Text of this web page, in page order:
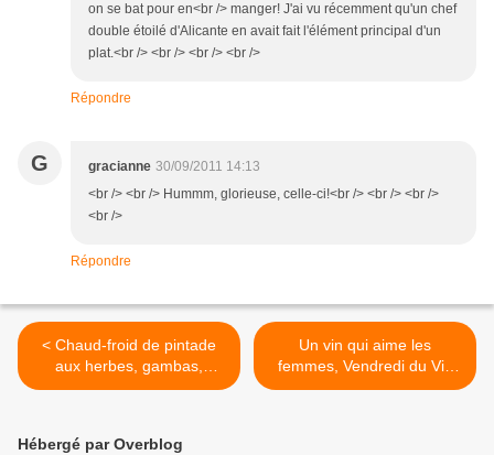
on se bat pour en<br /> manger! J'ai vu récemment qu'un chef
double étoilé d'Alicante en avait fait l'élément principal d'un
plat.<br /> <br /> <br /> <br />
Répondre
G gracianne 30/09/2011 14:13
<br /> <br /> Hummm, glorieuse, celle-ci!<br /> <br /> <br />
<br />
Répondre
< Chaud-froid de pintade
aux herbes, gambas,
girolles (bouillon "Ariaké")
Un vin qui aime les
femmes, Vendredi du Vin
#39 >
Hébergé par Overblog